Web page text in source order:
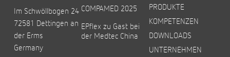
Im Schwöllbogen 24
72581 Dettingen an
der Erms
Germany
COMPAMED 2025
EPflex zu Gast bei
der Medtec China
PRODUKTE
KOMPETENZEN
DOWNLOADS
UNTERNEHMEN